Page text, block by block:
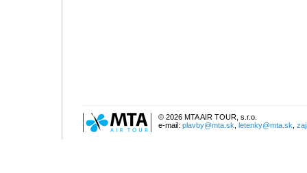
© 2026 MTA AIR TOUR, s.r.o.
e-mail: plavby@mta.sk letenky@mta.sk